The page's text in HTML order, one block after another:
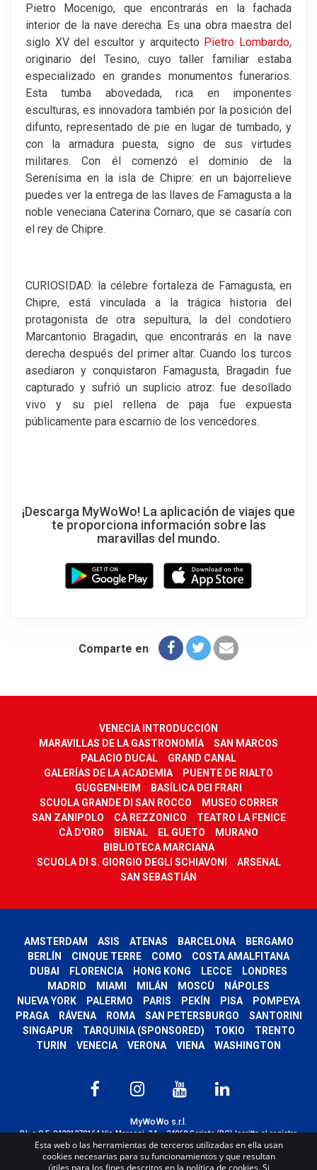
Pietro Mocenigo, que encontrarás en la fachada
interior de la nave derecha. Es una obra maestra del
siglo XV del escultor y arquitecto Pietro Lombardo,
originario del Tesino, cuyo taller familiar estaba
especializado en grandes monumentos funerarios.
Esta tumba abovedada, rica en imponentes
esculturas, es innovadora también por la posición del
difunto, representado de pie en lugar de tumbado, y
con la armadura puesta, signo de sus virtudes
militares. Con él comenzó el dominio de la
Serenísima en la isla de Chipre: en un bajorrelieve
puedes ver la entrega de las llaves de Famagusta a la
noble veneciana Caterina Cornaro, que se casaría con
el rey de Chipre.
CURIOSIDAD: la célebre fortaleza de Famagusta, en
Chipre, está vinculada a la trágica historia del
protagonista de otra sepultura, la del condotiero
Marcantonio Bragadin, que encontrarás en la nave
derecha después del primer altar. Cuando los turcos
asediaron y conquistaron Famagusta, Bragadin fue
capturado y sufrió un suplicio atroz: fue desollado
vivo y su piel rellena de paja fue expuesta
públicamente para escarnio de los vencedores.
¡Descarga MyWoWo! La aplicación de viajes que
te proporciona información sobre las
maravillas del mundo.
Comparte en
VENECIA INTRODUCCIÓN
MARAVILLAS DE LA GASTRONOMÍA
SAN MARCOS
PALACIO DUCAL
GRAND CANAL
GALERÍAS DE LA ACADEMIA
PUENTE DE RIALTO
GUGGENHEIM
BASÍLICA DEI FRARI
SCUOLA GRANDE DI SAN ROCCO
MUSEO CORRER
SAN ZANIPOLO
CÀ REZZONICO
TEATRO LA FENICE
CÀ D'ORO
BIENAL EL GUETO
MURANO
BIBLIOTECA MARCIANA
SCUOLA DI S. GIORGIO DEGLI SCHIAVONI
ARSENAL
SAN SEBASTIÁN
AMSTERDAM ASIS ATENAS BARCELONA
BERGAMO
BERLÍN
CINQUE TERRE COMO
COSTA AMALFITANA
DUBAI
FLORENCIA HONG KONG LECCE
LONDRES
MADRID
MIAMI MILÁN MOSCÙ
NÁPOLES
NUEVA YORK
PALERMO PARIS PEKÍN PISA
POMPEYA
PRAGA
RÁVENA ROMA SAN PETERSBURGO
SANTORINI
SINGAPUR
TARQUINIA (SPONSORED) TOKIO
TRENTO
TURIN
VENECIA VERONA VIENA WASHINGTON
MyWoWo s.r.l.
P.I. e C.F. 04201270164 Via Marconi, 34 – 24068 Seriate (BG) Iscritta al registro
delle imprese di Bergamo con n° iscrizione 443941 – Cap.Soc. € 100.000,00 i.v.
TERMS AND CONDITIONS-CREDITS
Esta web o las herramientas de terceros utilizadas en ella usan
cookies necesarias para su funcionamientos y que resultan
útiles para los fines descritos en la política de cookies. Si